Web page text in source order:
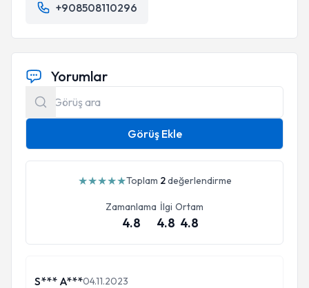
+908508110296
Yorumlar
Görüş Ekle
★★★★★Toplam 2değerlendirme
Zamanlama
4.8
İlgi
4.8
Ortam
4.8
S*** A***04.11.2023